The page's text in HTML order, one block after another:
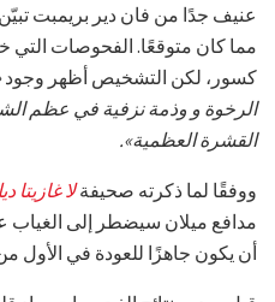
عنيف جدًا من فان دير بريمبت
مما كان متوقعًا. الفحوصات
كسور، لكن التشخيص أظهر وجود
الرخوة و وذمة نزفية في عظم
القشرة العظمية».
ووفقًا لما ذكرته صحيفةلا غازيتا
مدافع ميلان سيضطر إلى الغياب
أن يكون جاهزًا للعودة في الأول